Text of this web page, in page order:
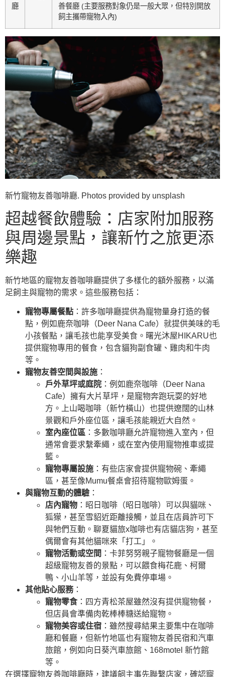
廳
善餐廳 (主要服務對象仍是一般大眾，但特別開放
飼主攜帶寵物入內)
新竹寵物友善咖啡廳. Photos provided by unsplash
超越餐飲體驗：店家附加服務
與周邊景點，讓新竹之旅更添
樂趣
新竹地區的寵物友善咖啡廳提供了多樣化的額外服務，以滿
足飼主與寵物的需求。這些服務包括：
寵物專屬餐點 ：許多咖啡廳提供為寵物量身打造的餐
點，例如鹿奈咖啡（Deer Nana Cafe）就提供美味的毛
小孩餐點，讓毛孩也能享受美食。曙光沐屋HIKARU也
提供寵物專用的餐食，包含貓狗副食罐、雞肉和牛肉
等。
寵物友善空間與設施 ：
戶外草坪或庭院 ：例如鹿奈咖啡（Deer Nana
Cafe）擁有大片草坪，是寵物奔跑玩耍的好地
方。上山喝咖啡（新竹橫山）也提供遼闊的山林
景觀和戶外座位區，讓毛孩能親近大自然。
室內座位區 ：多數咖啡廳允許寵物進入室內，但
通常會要求繫牽繩，或在室內使用寵物推車或提
籃。
寵物專屬設施 ：有些店家會提供寵物碗、牽繩
區，甚至像Mumu餐桌會招待寵物歐姆蛋。
與寵物互動的體驗 ：
店內寵物 ：昭日咖啡（昭日咖啡）可以與貓咪、
狐獴，甚至雪貂近距離接觸，並且在店員許可下
與牠們互動。聊夏貓旅x咖啡也有店貓店狗，甚至
偶爾會有其他貓咪來「打工」。
寵物活動或空間 ：卡菲努努親子寵物餐廳是一個
超級寵物友善的景點，可以餵食梅花鹿、柯爾
鴨、小山羊等，並設有免費停車場。
其他貼心服務：
寵物零食：四方青松茶屋雖然沒有提供寵物餐，
但店員會準備肉乾棒棒糖送給寵物。
寵物美容或住宿 ：雖然搜尋結果主要集中在咖啡
廳和餐廳，但新竹地區也有寵物友善民宿和汽車
旅館，例如向日葵汽車旅館、168motel 新竹館
等。
在選擇寵物友善咖啡廳時，建議飼主事先聯繫店家，確認寵